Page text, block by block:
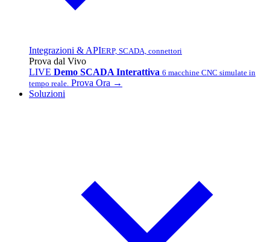
Integrazioni & APIERP, SCADA, connettori
Prova dal Vivo
LIVE Demo SCADA Interattiva 6 macchine CNC simulate in
tempo reale. Prova Ora →
Soluzioni